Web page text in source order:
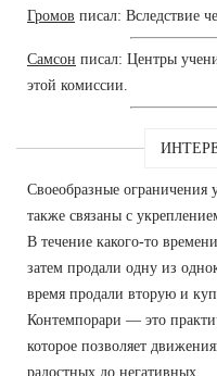
Громов писал: Вследствие
Самсон писал: Центры
этой комиссии.
Своеобразные
также связаны с
В течение какого-то
затем продали одну из
время продали вторую и
Контемпорари — это
которое позволяет
радостных до негативных.